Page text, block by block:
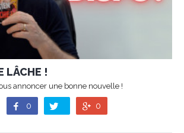
LÂCHE !
annoncer une bonne nouvelle !
0 0